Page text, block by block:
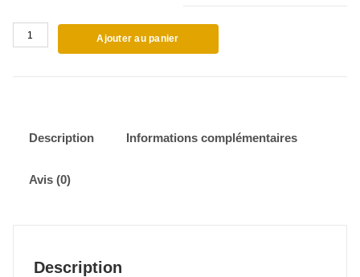
quantité
de
volant
Ajouter au panier
Description Informations complémentaires
Avis (0)
Description